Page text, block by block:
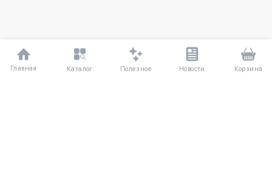
Главная Каталог Полезное Новости Корзина